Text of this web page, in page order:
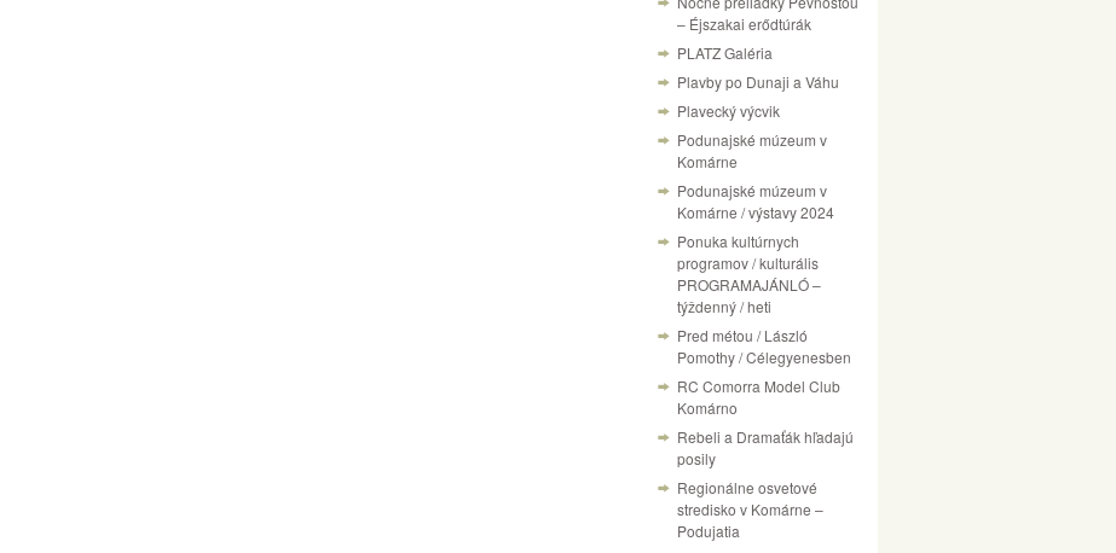
– Éjszakai erődtúrák
PLATZ Galéria
Plavby po Dunaji a Váhu
Plavecký výcvik
Podunajské múzeum v
Komárne
Podunajské múzeum v
Komárne / výstavy 2024
Ponuka kultúrnych
programov / kulturális
PROGRAMAJÁNLÓ –
týždenný / heti
Pred métou / László
Pomothy / Célegyenesben
RC Comorra Model Club
Komárno
Rebeli a Dramaťák hľadajú
posily
Regionálne osvetové
stredisko v Komárne –
Podujatia